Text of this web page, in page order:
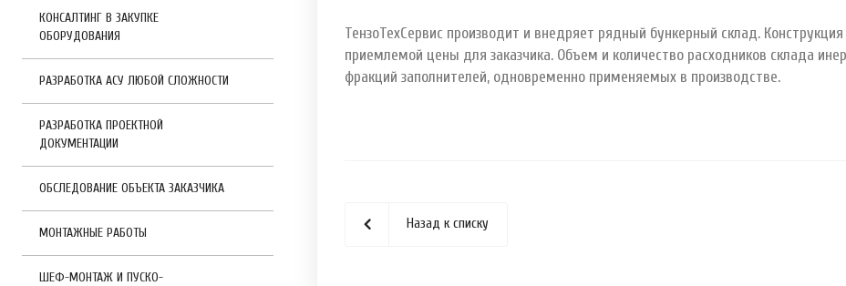
ТензоТехСервис производит и внедряет рядный бункерный склад.
приемлемой цены для заказчика. Объем и количество расходников склада
фракций заполнителей, одновременно применяемых в производстве.
Назад к списку
КОНСАЛТИНГ В ЗАКУПКЕ
ОБОРУДОВАНИЯ
РАЗРАБОТКА АСУ ЛЮБОЙ СЛОЖНОСТИ
РАЗРАБОТКА ПРОЕКТНОЙ
ДОКУМЕНТАЦИИ
ОБСЛЕДОВАНИЕ ОБЪЕКТА ЗАКАЗЧИКА
МОНТАЖНЫЕ РАБОТЫ
ШЕФ-МОНТАЖ И ПУСКО-